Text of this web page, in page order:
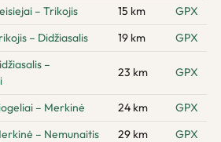
– Trikojis
15 km
GPX
– Didžiasalis
19 km
GPX
–
23 km GPX
– Merkinė 24 km
GPX
– Nemunaitis
29 km
GPX